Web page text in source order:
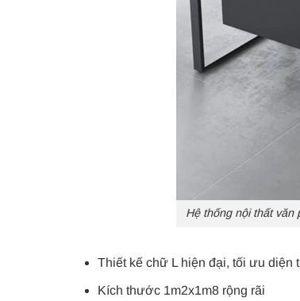
Hệ thống nội thất văn
Thiết kế chữ L hiện đại, tối ưu diện
Kích thước 1m2x1m8 rộng rãi